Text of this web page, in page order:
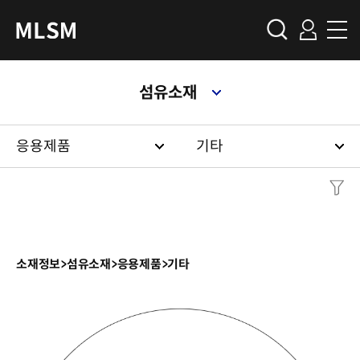
섬유소재
응용제품 기타
소재정보>섬유소재>응용제품>기타